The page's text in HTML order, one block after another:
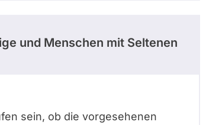
und Menschen mit Seltenen
sein, ob die vorgesehenen